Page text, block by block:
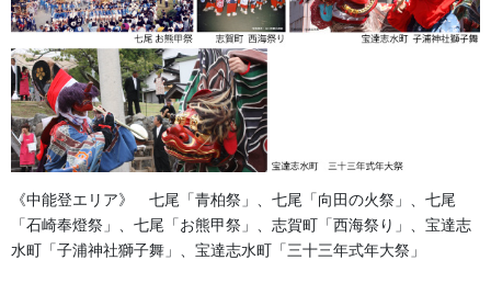
2013/10/17
法被・はっぴ・はんてん・印半纏
別誂半纏の流れ
特別な半纏（はんてん）を作るには手順があります。 別誂半纏の
手順をご紹介致します 【生地（素材）を決める】 綿素材もいろい
ろございます。 ・天竺 ・タッサー ・シャークスキン ・Ｇポプリ
2013/10/17
《中能登エリア》 七尾「青柏祭」、七尾「向田の火祭」、七尾
「石崎奉燈祭」、七尾「お熊甲祭」、志賀町「西海祭り」、宝達志
水町「子浦神社獅子舞」、宝達志水町「三十三年式年大祭」